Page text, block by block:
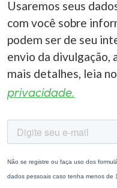
A-
Usaremos seus
com você sobre
podem ser de seu
envio da divulgação,
mais detalhes, leia
privacidade.